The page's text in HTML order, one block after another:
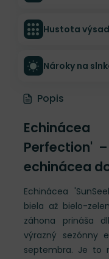
Hustota
Nároky na
Popis
Echinácea
Perfection'
echinácea
Echinácea
biela až bielo-
záhona prináša
výrazný sezónny
septembra. Je to